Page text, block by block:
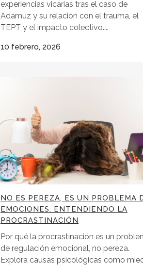
experiencias vicarias tras el caso de
Adamuz y su relación con el trauma, el
TEPT y el impacto colectivo....
10 febrero, 2026
NO ES PEREZA, ES UN PROBLEMA
EMOCIONES: ENTENDIENDO LA
PROCRASTINACIÓN
Por qué la procrastinación es un
de regulación emocional, no pereza.
Explora causas psicológicas como